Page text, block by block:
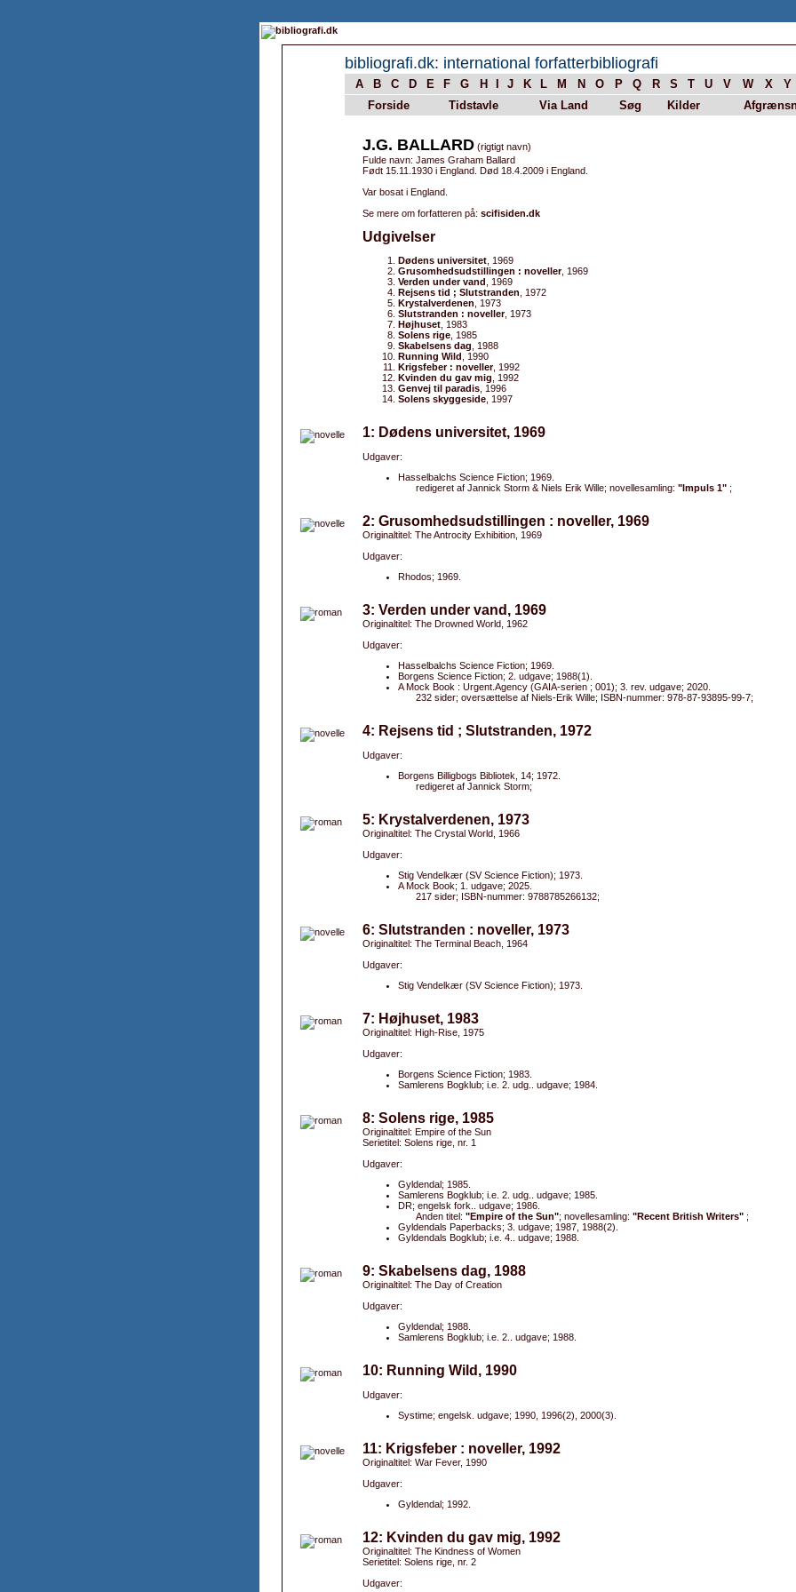
bibliografi.dk: international forfatterbibliografi
A B C D E F G H J K L M N O P Q R S T U V W X Y
Forside
Tidstavle Via Land Søg Kilder
J.G. BALLARD (rigtigt navn)
Fulde navn: James Graham Ballard
Født 15.11.1930 i England. Død 18.4.2009 i England.
Var bosat i England.
Se mere om forfatteren på: scifisiden.dk
Udgivelser
Dødens universitet , 1969
Grusomhedsudstillingen : noveller, 1969
Verden under vand , 1969
Rejsens tid ; Slutstranden , 1972
Krystalverdenen , 1973
Slutstranden : noveller, 1973
Højhuset , 1983
Solens rige , 1985
Skabelsens dag , 1988
Running Wild , 1990
Krigsfeber : noveller, 1992
Kvinden du gav mig , 1992
Genvej til paradis , 1996
Solens skyggeside , 1997
1: Dødens universitet, 1969
Udgaver:
Hasselbalchs Science Fiction; 1969.
redigeret af Jannick Storm & Niels Erik Wille; novellesamling: "Impuls 1" ;
2: Grusomhedsudstillingen : noveller, 1969
Originaltitel: The Antrocity Exhibition, 1969
Udgaver:
Rhodos; 1969.
3: Verden under vand, 1969
Originaltitel: The Drowned World, 1962
Udgaver:
Hasselbalchs Science Fiction; 1969.
Borgens Science Fiction; 2. udgave; 1988(1).
A Mock Book : Urgent.Agency (GAIA-serien ; 001); 3. rev. udgave; 2020.
232 sider; oversættelse af Niels-Erik Wille; ISBN-nummer: 978-87-93895-99-7;
4: Rejsens tid ; Slutstranden, 1972
Udgaver:
Borgens Billigbogs Bibliotek, 14; 1972.
redigeret af Jannick Storm;
5: Krystalverdenen, 1973
Originaltitel: The Crystal World, 1966
Udgaver:
Stig Vendelkær (SV Science Fiction); 1973.
A Mock Book; 1. udgave; 2025.
217 sider; ISBN-nummer: 9788785266132;
6: Slutstranden : noveller, 1973
Originaltitel: The Terminal Beach, 1964
Udgaver:
Stig Vendelkær (SV Science Fiction); 1973.
7: Højhuset, 1983
Originaltitel: High-Rise, 1975
Udgaver:
Borgens Science Fiction; 1983.
Samlerens Bogklub; i.e. 2. udg.. udgave; 1984.
8: Solens rige, 1985
Originaltitel: Empire of the Sun
Serietitel: Solens rige, nr. 1
Udgaver:
Gyldendal; 1985.
Samlerens Bogklub; i.e. 2. udg.. udgave; 1985.
DR; engelsk fork.. udgave; 1986.
Anden titel: "Empire of the Sun"; novellesamling: "Recent British Writers" ;
Gyldendals Paperbacks; 3. udgave; 1987, 1988(2).
Gyldendals Bogklub; i.e. 4.. udgave; 1988.
9: Skabelsens dag, 1988
Originaltitel: The Day of Creation
Udgaver:
Gyldendal; 1988.
Samlerens Bogklub; i.e. 2.. udgave; 1988.
10: Running Wild, 1990
Udgaver:
Systime; engelsk. udgave; 1990, 1996(2), 2000(3).
11: Krigsfeber : noveller, 1992
Originaltitel: War Fever, 1990
Udgaver:
Gyldendal; 1992.
12: Kvinden du gav mig, 1992
Originaltitel: The Kindness of Women
Serietitel: Solens rige, nr. 2
Udgaver: